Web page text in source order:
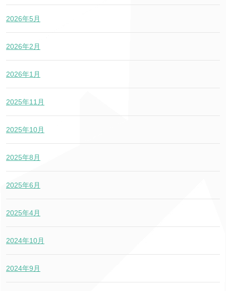
2026年5月
2026年2月
2026年1月
2025年11月
2025年10月
2025年8月
2025年6月
2025年4月
2024年10月
2024年9月